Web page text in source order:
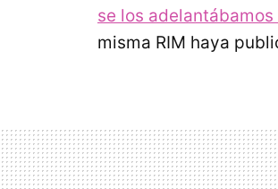
se los
misma RIM haya